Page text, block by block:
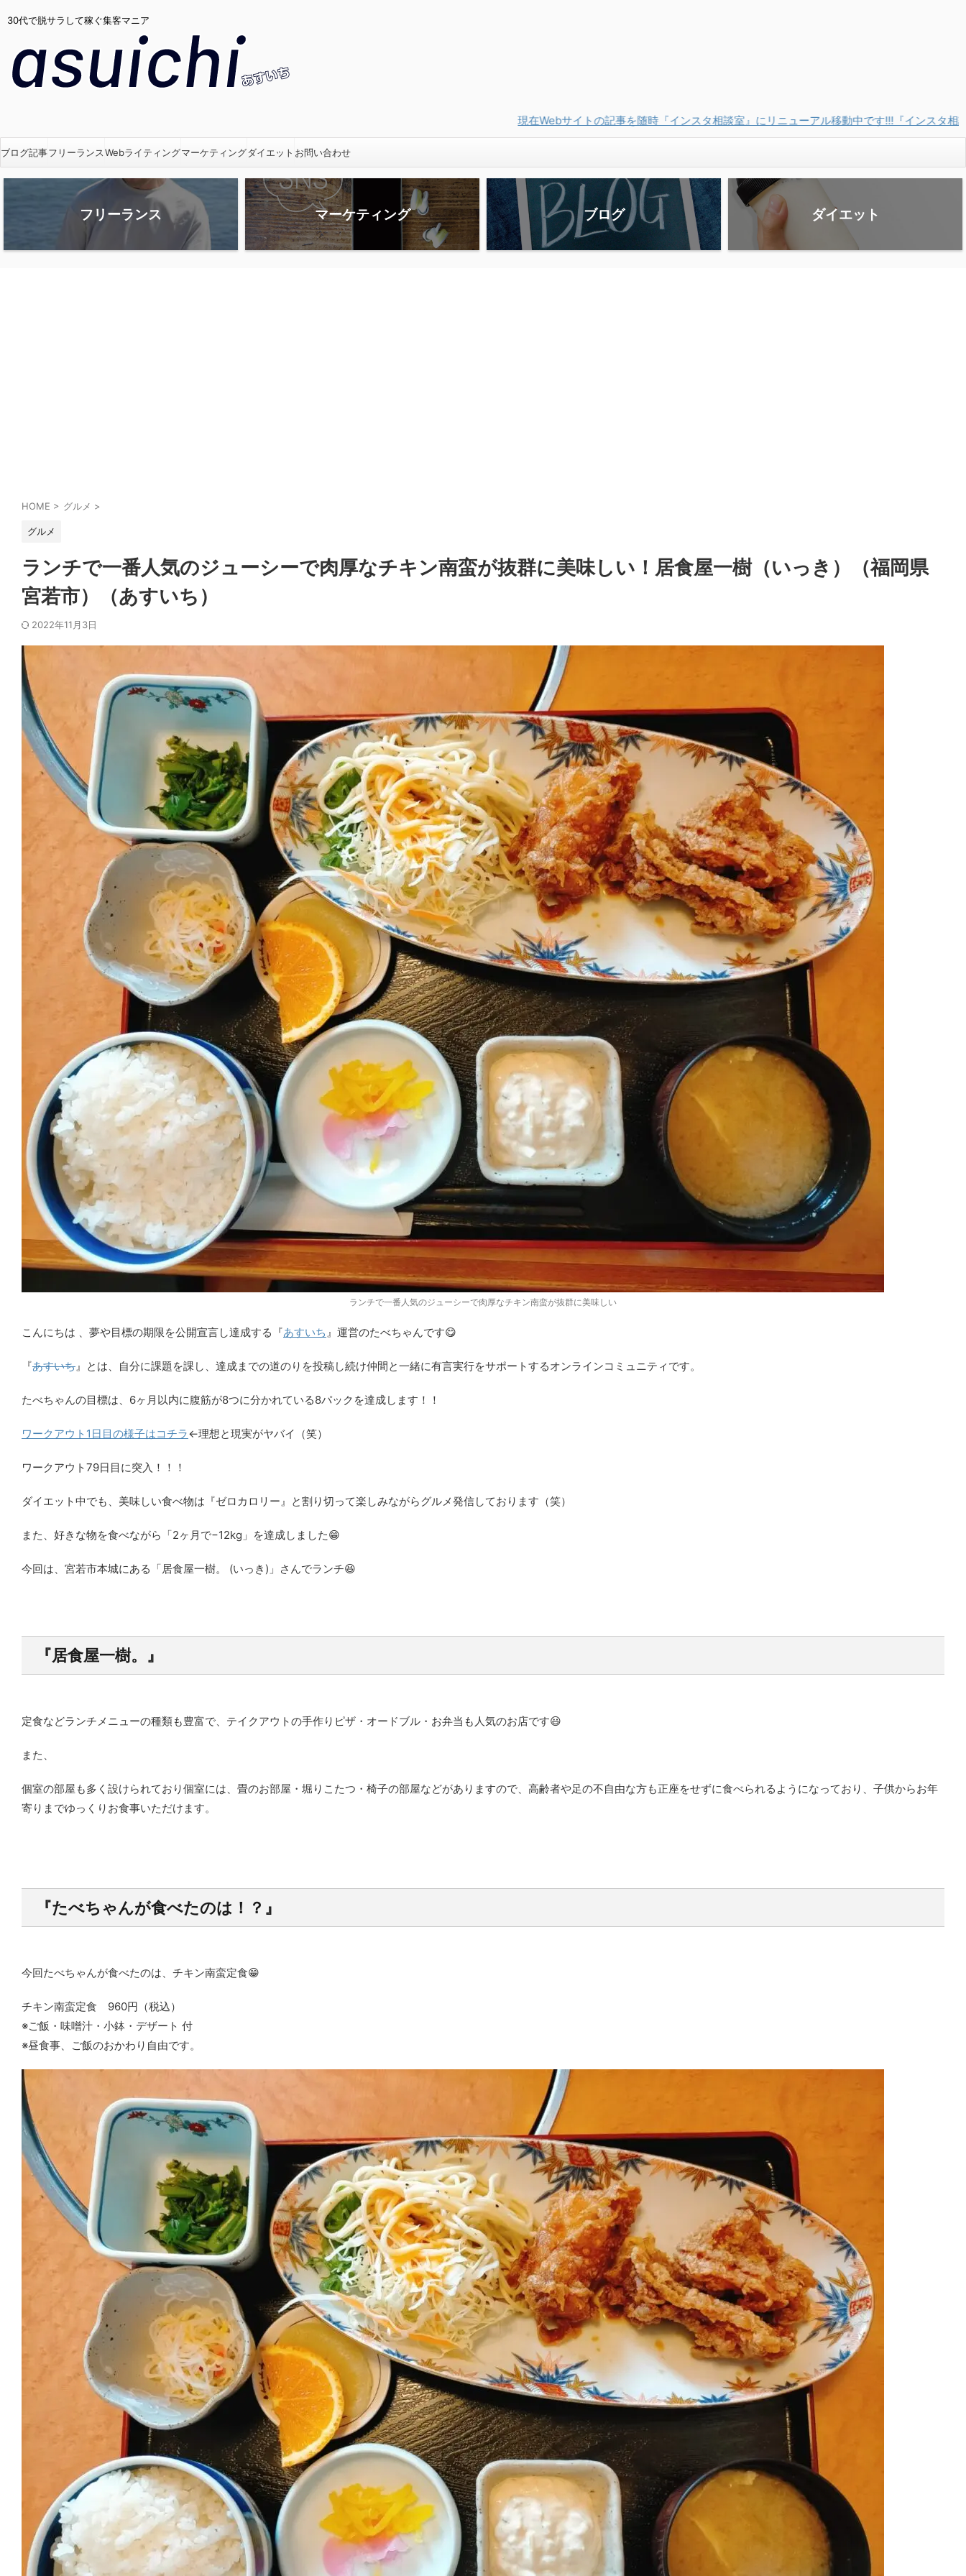
30代で脱サラして稼ぐ集客マニア
現在Webサイトの記事を随時『インスタ相談室』にリニューアル移動中です!!!『インスタ相談室』をぜひ見て下さい!!
ブログ記事フリーランスWebライティングマーケティングダイエット お問い合わせ
フリーランス マーケティング ブログ ダイエット
HOME > グルメ >
グルメ
ランチで一番人気のジューシーで肉厚なチキン南蛮が抜群に美味しい！居食屋一樹（いっき）（福岡県
宮若市）（あすいち）
2022年11月3日
ランチで一番人気のジューシーで肉厚なチキン南蛮が抜群に美味しい
こんにちは 、夢や目標の期限を公開宣言し達成する『あすいち 』運営のたべちゃんです😋
『あすいち』とは、自分に課題を課し、達成までの道のりを投稿し続け仲間と一緒に有言実行をサポートするオンラインコミュニティです。
たべちゃんの目標は、6ヶ月以内に腹筋が8つに分かれている8パックを達成します！！
ワークアウト1日目の様子はコチラ←理想と現実がヤバイ（笑）
ワークアウト79日目に突入！！！
ダイエット中でも、美味しい食べ物は『ゼロカロリー』と割り切って楽しみながらグルメ発信しております（笑）
また、好きな物を食べながら「2ヶ月で−12kg」を達成しました😁
今回は、宮若市本城にある「居食屋一樹。 (いっき)」さんでランチ😆
『居食屋一樹。 』
定食などランチメニューの種類も豊富で、テイクアウトの手作りピザ・オードブル・お弁当も人気のお店です😃
また、
個室の部屋も多く設けられており個室には、畳のお部屋・堀りこたつ・椅子の部屋などがありますので、高齢者や足の不自由な方も正座をせずに食べられるようになっており、子供からお年
寄りまでゆっくりお食事いただけます。
『たべちゃんが食べたのは！？』
今回たべちゃんが食べたのは、チキン南蛮定食😁
チキン南蛮定食 960円（税込）
※ご飯・味噌汁・小鉢・デザート 付
※昼食事、ご飯のおかわり自由です。